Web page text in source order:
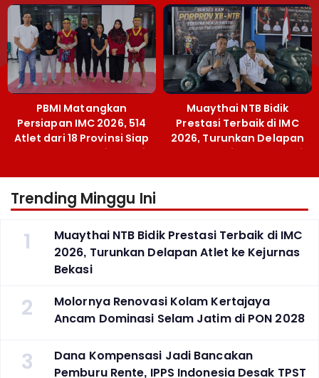
Terobosan Bangun
Grassroots
PBMI Matangkan
Persiapan IMC 2026, 514
Atlet dari 18 Provinsi Siap
Berlaga Besok di Bekasi
Muaythai NTB Bidik
Prestasi Terbaik di IMC
2026, Turunkan Delapan
Atlet ke Kejurnas Bekasi
Trending Minggu Ini
1
Muaythai NTB Bidik Prestasi Terbaik di IMC
2026, Turunkan Delapan Atlet ke Kejurnas
Bekasi
2
Molornya Renovasi Kolam Kertajaya
Ancam Dominasi Selam Jatim di PON 2028
3
Dana Kompensasi Jadi Bancakan
Pemburu Rente, IPPS Indonesia Desak TPST